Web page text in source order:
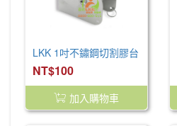
LKK 1吋不鏽鋼切割膠台
NT$100
加入購物車